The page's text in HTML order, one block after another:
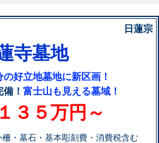
日蓮宗
寺墓地
好立地墓地に新区画！
！ 富士山も見える墓域！
５万円～
・墓石・基本彫刻費・消費税含む